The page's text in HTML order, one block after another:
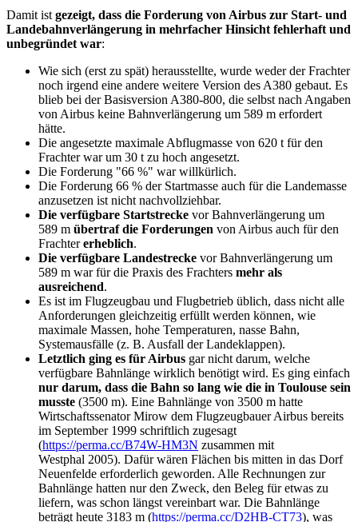
Damit ist gezeigt, dass die Forderung von Airbus zur Start- und
Landebahnverlängerung in mehrfacher Hinsicht fehlerhaft und
unbegründet war:
Wie sich (erst zu spät) herausstellte, wurde weder der Frachter
noch irgend eine andere weitere Version des A380 gebaut. Es
blieb bei der Basisversion A380-800, die selbst nach Angaben
von Airbus keine Bahnverlängerung um 589 m erfordert
hätte.
Die angesetzte maximale Abflugmasse von 620 t für den
Frachter war um 30 t zu hoch angesetzt.
Die Forderung "66 %" war willkürlich.
Die Forderung 66 % der Startmasse auch für die Landemasse
anzusetzen ist nicht nachvollziehbar.
Die verfügbare Startstrecke vor Bahnverlängerung um
589 m übertraf die Forderungen von Airbus auch für den
Frachtererheblich.
Die verfügbare Landestrecke vor Bahnverlängerung um
589 m war für die Praxis des Frachters mehr als
ausreichend.
Es ist im Flugzeugbau und Flugbetrieb üblich, dass nicht alle
Anforderungen gleichzeitig erfüllt werden können, wie
maximale Massen, hohe Temperaturen, nasse Bahn,
Systemausfälle (z. B. Ausfall der Landeklappen).
Letztlich ging es für Airbus gar nicht darum, welche
verfügbare Bahnlänge wirklich benötigt wird. Es ging einfach
nur darum, dass die Bahn so lang wie die in Toulouse sein
musste (3500 m). Eine Bahnlänge von 3500 m hatte
Wirtschaftssenator Mirow dem Flugzeugbauer Airbus bereits
im September 1999 schriftlich zugesagt
(https://perma.cc/B74W-HM3N zusammen mit
Westphal 2005). Dafür wären Flächen bis mitten in das Dorf
Neuenfelde erforderlich geworden. Alle Rechnungen zur
Bahnlänge hatten nur den Zweck, den Beleg für etwas zu
liefern, was schon längst vereinbart war. Die Bahnlänge
beträgt heute 3183 m (https://perma.cc/D2HB-CT73), was